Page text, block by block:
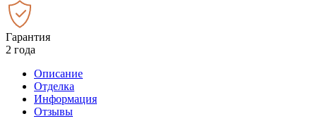
Гарантия
2 года
Описание
Отделка
Информация
Отзывы